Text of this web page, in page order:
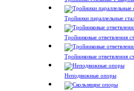
Тройники параллельные
Тройниковые ответвления
Тройниковые ответвления
Неподвижные опоры